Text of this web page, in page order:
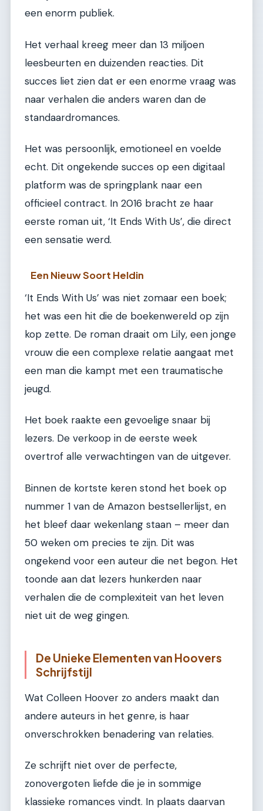
een enorm publiek.
Het verhaal kreeg meer dan 13 miljoen
leesbeurten en duizenden reacties. Dit
succes liet zien dat er een enorme vraag was
naar verhalen die anders waren dan de
standaardromances.
Het was persoonlijk, emotioneel en voelde
echt. Dit ongekende succes op een digitaal
platform was de springplank naar een
officieel contract. In 2016 bracht ze haar
eerste roman uit, ‘It Ends With Us’, die direct
een sensatie werd.
Een Nieuw Soort Heldin
‘It Ends With Us’ was niet zomaar een boek;
het was een hit die de boekenwereld op zijn
kop zette. De roman draait om Lily, een jonge
vrouw die een complexe relatie aangaat met
een man die kampt met een traumatische
jeugd.
Het boek raakte een gevoelige snaar bij
lezers. De verkoop in de eerste week
overtrof alle verwachtingen van de uitgever.
Binnen de kortste keren stond het boek op
nummer 1 van de Amazon bestsellerlijst, en
het bleef daar wekenlang staan – meer dan
50 weken om precies te zijn. Dit was
ongekend voor een auteur die net begon. Het
toonde aan dat lezers hunkerden naar
verhalen die de complexiteit van het leven
niet uit de weg gingen.
De Unieke Elementen van Hoovers
Schrijfstijl
Wat Colleen Hoover zo anders maakt dan
andere auteurs in het genre, is haar
onverschrokken benadering van relaties.
Ze schrijft niet over de perfecte,
zonovergoten liefde die je in sommige
klassieke romances vindt. In plaats daarvan